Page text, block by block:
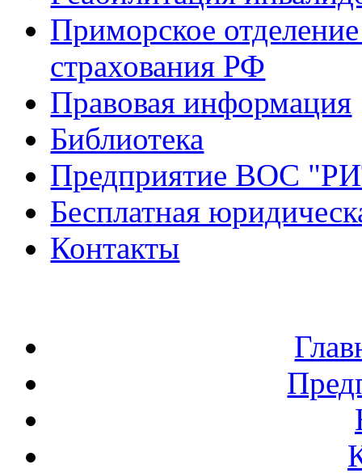
Приморское
страхования РФ
Правовая информация
Библиотека
Предприятие ВОС
Бесплатная
Контакты